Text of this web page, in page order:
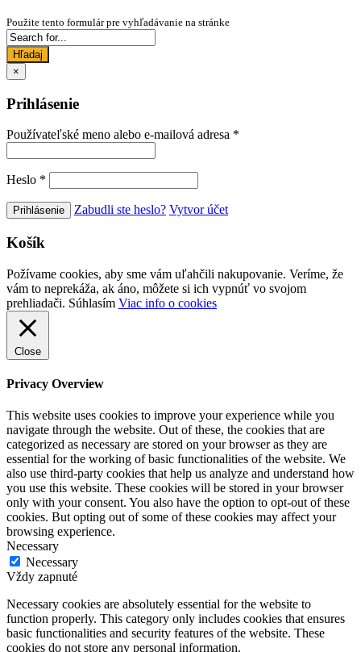
Použite tento formulár pre vyhľadávanie na stránke
Hľadaj
×
Prihlásenie
Používateľské meno alebo e-mailová adresa *
Heslo *
Zabudli ste heslo? Vytvor účet
Košík
Požívame cookies, aby sme vám uľahčili nakupovanie. Veríme, že
vám to neprekáža, ak áno, môžete si ich vypnúť vo svojom
prehliadači. Súhlasím Viac info o cookies
Close
Privacy Overview
This website uses cookies to improve your experience while you
navigate through the website. Out of these, the cookies that are
categorized as necessary are stored on your browser as they are
essential for the working of basic functionalities of the website. We
also use third-party cookies that help us analyze and understand how
you use this website. These cookies will be stored in your browser
only with your consent. You also have the option to opt-out of these
cookies. But opting out of some of these cookies may affect your
browsing experience.
Necessary
Necessary
Vždy zapnuté
Necessary cookies are absolutely essential for the website to
function properly. This category only includes cookies that ensures
basic functionalities and security features of the website. These
cookies do not store any personal information.